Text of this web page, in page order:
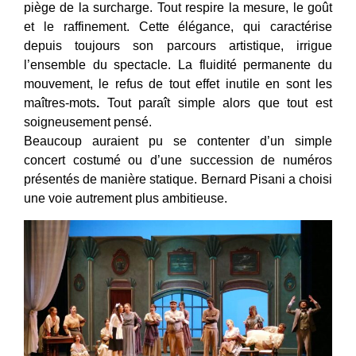
piège de la surcharge. Tout respire la mesure, le goût
et le raffinement. Cette élégance, qui caractérise
depuis toujours son parcours artistique, irrigue
l’ensemble du spectacle. La fluidité permanente du
mouvement, le refus de tout effet inutile en sont les
maîtres-mots. Tout paraît simple alors que tout est
soigneusement pensé.
Beaucoup auraient pu se contenter d’un simple
concert costumé ou d’une succession de numéros
présentés de manière statique. Bernard Pisani a choisi
une voie autrement plus ambitieuse.